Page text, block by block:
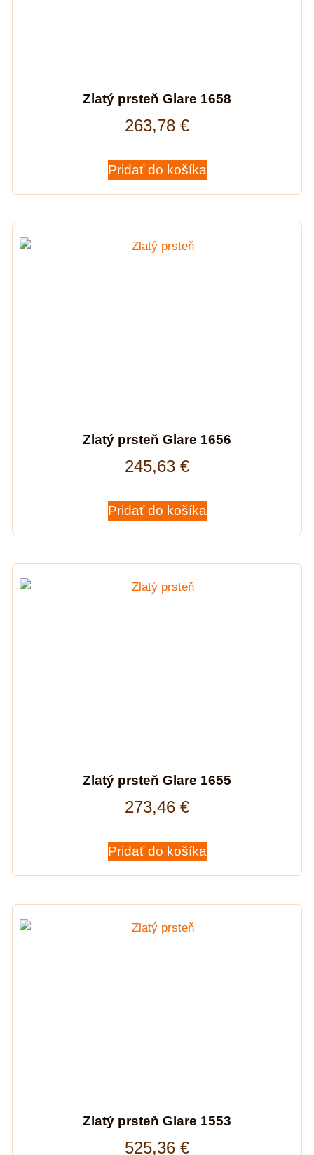
Zlatý prsteň Glare 1658
263,78 €
Pridať do košíka
Zlatý prsteň Glare 1656
245,63 €
Pridať do košíka
Zlatý prsteň Glare 1655
273,46 €
Pridať do košíka
Zlatý prsteň Glare 1553
525,36 €